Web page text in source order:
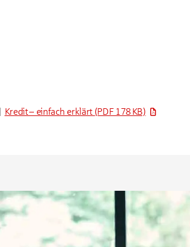
Kredit – einfach erklärt (PDF 178 KB)